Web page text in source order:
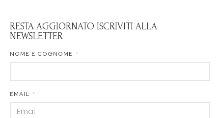
RESTA AGGIORNATO ISCRIVITI ALLA
NEWSLETTER
NOME E COGNOME
EMAIL